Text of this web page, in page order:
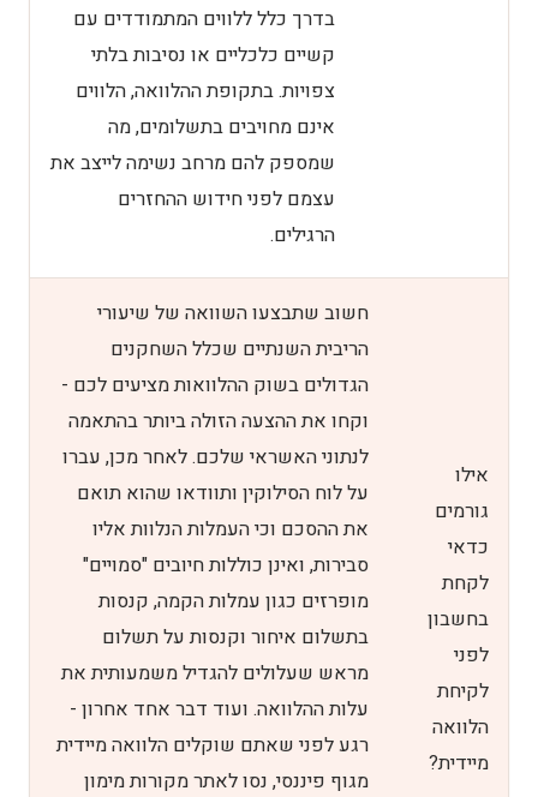
בדרך כלל ללווים המתמודדים עם
קשיים כלכליים או נסיבות בלתי
צפויות. בתקופת ההלוואה, הלווים
אינם מחויבים בתשלומים, מה
שמספק להם מרחב נשימה לייצב את
עצמם לפני חידוש ההחזרים
הרגילים.
אילו
גורמים
כדאי
לקחת
בחשבון
לפני
לקיחת
הלוואה
מיידית?
חשוב שתבצעו השוואה של שיעורי
הריבית השנתיים שכלל השחקנים
הגדולים בשוק ההלוואות מציעים לכם -
וקחו את ההצעה הזולה ביותר בהתאמה
לנתוני האשראי שלכם. לאחר מכן, עברו
על לוח הסילוקין ותוודאו שהוא תואם
את ההסכם וכי העמלות הנלוות אליו
סבירות, ואינן כוללות חיובים "סמויים"
מופרזים כגון עמלות הקמה, קנסות
בתשלום איחור וקנסות על תשלום
מראש שעלולים להגדיל משמעותית את
עלות ההלוואה. ועוד דבר אחד אחרון -
רגע לפני שאתם שוקלים הלוואה מיידית
מגוף פיננסי, נסו לאתר מקורות מימון